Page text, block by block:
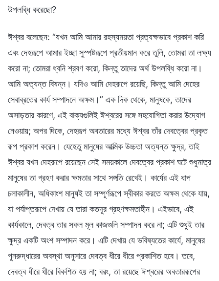
উপলব্ধি করেছো?
ঈশ্বর বলেছেন: “যখন আমি আমার রহস্যময়তা প্রত্যক্ষভাবে প্রকাশ করি
এবং দেহরূপে আমার ইচ্ছা সুস্পষ্টরূপে প্রতীয়মান করে তুলি, তোমরা তা লক্ষ্য
করো না; তোমরা ধ্বনি শ্রবণ করো, কিন্তু তাদের অর্থ উপলব্ধি করো না।
আমি অত্যন্ত বিষন্ন। যদিও আমি দেহরূপে রয়েছি, কিন্তু আমি দেহের
সেবাব্রতের কার্য সম্পাদনে অক্ষম।” এক দিক থেকে, মানুষকে, তাদের
অসাড়তার কারণে, এই বাক্যগুলিই ঈশ্বরের সঙ্গে সহযোগিতা করার উদ্যোগ
নেওয়ায়; অপর দিকে, দেহরূপ অবতারের মধ্যে ঈশ্বর তাঁর দেবত্বের প্রকৃত
রূপ প্রকাশ করেন। যেহেতু মানুষের আত্মিক উচ্চতা অত্যন্ত ক্ষুদ্র, তাই
ঈশ্বর যখন দেহরূপে রয়েছেন সেই সময়কালে দেবত্বের প্রকাশ ঘটে শুধুমাত্র
মানুষের তা গ্রহণ করার ক্ষমতার সাথে সঙ্গতি রেখেই। কার্যের এই ধাপ
চলাকালীন, অধিকাংশ মানুষই তা সম্পূর্ণরূপে স্বীকার করতে অক্ষম থেকে যায়,
যা পর্যাপ্তরূপে দেখায় যে তারা কতদূর গ্রহণক্ষমতাহীন। এইভাবে, এই
কার্যকালে, দেবত্ব তার সকল মূল কাজগুলি সম্পাদন করে না; এটি শুধুই তার
ক্ষুদ্র একটি অংশ সম্পাদন করে। এটি দেখায় যে ভবিষ্যতের কার্যে, মানুষের
পুনরুদ্ধারের অবস্থা অনুসারে দেবত্ব ধীরে ধীরে প্রকাশিত হবে। তবে,
দেবত্ব ধীরে ধীরে বিকশিত হয় না; বরং, তা রয়েছে ঈশ্বরের অবতাররূপের